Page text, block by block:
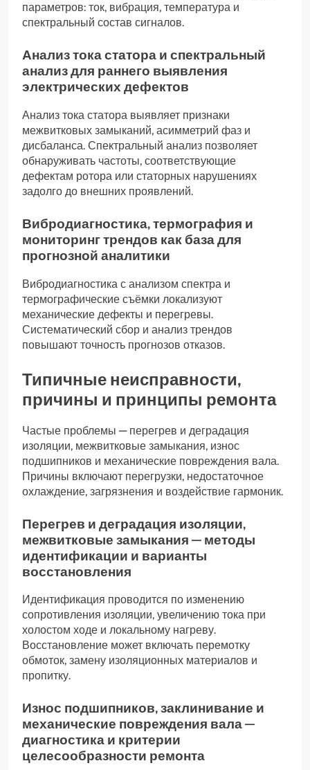
параметров: ток, вибрация, температура и
спектральный состав сигналов.
Анализ тока статора и спектральный
анализ для раннего выявления
электрических дефектов
Анализ тока статора выявляет признаки
межвитковых замыканий, асимметрий фаз и
дисбаланса. Спектральный анализ позволяет
обнаруживать частоты, соответствующие
дефектам ротора или статорных нарушениях
задолго до внешних проявлений.
Вибродиагностика, термография и
мониторинг трендов как база для
прогнозной аналитики
Вибродиагностика с анализом спектра и
термографические съёмки локализуют
механические дефекты и перегревы.
Систематический сбор и анализ трендов
повышают точность прогнозов отказов.
Типичные неисправности,
причины и принципы ремонта
Частые проблемы — перегрев и деградация
изоляции, межвитковые замыкания, износ
подшипников и механические повреждения вала.
Причины включают перегрузки, недостаточное
охлаждение, загрязнения и воздействие гармоник.
Перегрев и деградация изоляции,
межвитковые замыкания — методы
идентификации и варианты
восстановления
Идентификация проводится по изменению
сопротивления изоляции, увеличению тока при
холостом ходе и локальному нагреву.
Восстановление может включать перемотку
обмоток, замену изоляционных материалов и
пропитку.
Износ подшипников, заклинивание и
механические повреждения вала —
диагностика и критерии
целесообразности ремонта